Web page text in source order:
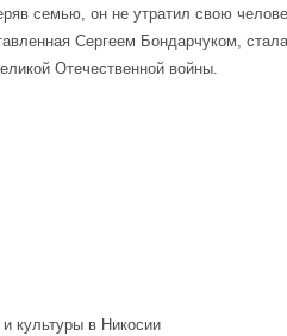
семью, он не утратил свою
Сергеем Бондарчуком,
Отечественной войны.
культуры в Никосии